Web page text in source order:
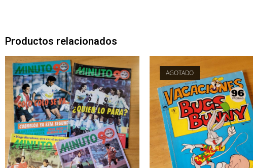
Productos relacionados
AGOTADO